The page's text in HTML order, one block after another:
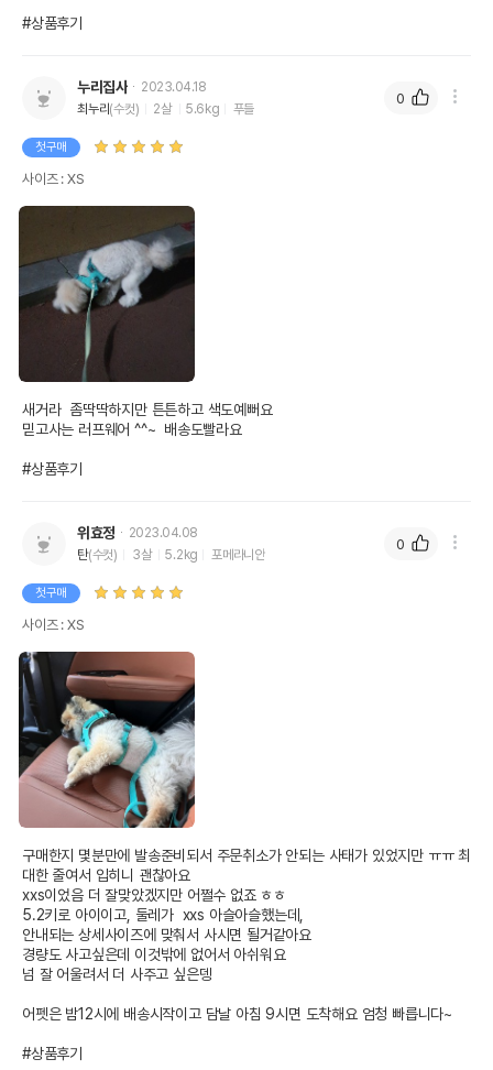
#상품후기
누리집사
2023.04.18
최누리 (수컷) 2살 5.6kg 푸들
첫구매
사이즈 : XS
새거라  좀딱딱하지만 튼튼하고 색도예뻐요
믿고사는 러프웨어 ^^~  배송도빨라요
#상품후기
0
위효정
2023.04.08
탄(수컷) 3살 5.2kg 포메라니안
첫구매
사이즈 : XS
구매한지 몇분만에 발송준비되서 주문취소가 안되는 사태가 있었지만 ㅠㅠ 최
대한 줄여서 입히니 괜찮아요
xxs이었음 더 잘맞았겠지만 어쩔수 없죠 ㅎㅎ
5.2키로 아이이고, 둘레가  xxs 아슬아슬했는데,
안내되는 상세사이즈에 맞춰서 사시면 될거같아요
경량도 사고싶은데 이것밖에 없어서 아쉬워요
넘 잘 어울려서 더 사주고 싶은뎅
어펫은 밤12시에 배송시작이고 담날 아침 9시면 도착해요 엄청 빠릅니다~
#상품후기
0